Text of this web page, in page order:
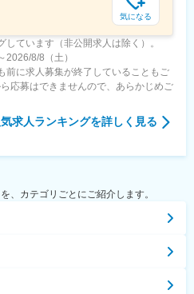
気になる
ています（非公開求人は除く）。
8/8（土）
前に求人募集が終了していることもご
応募はできませんので、あらかじめご
求人ランキングを詳しく見る
、カテゴリごとにご紹介します。